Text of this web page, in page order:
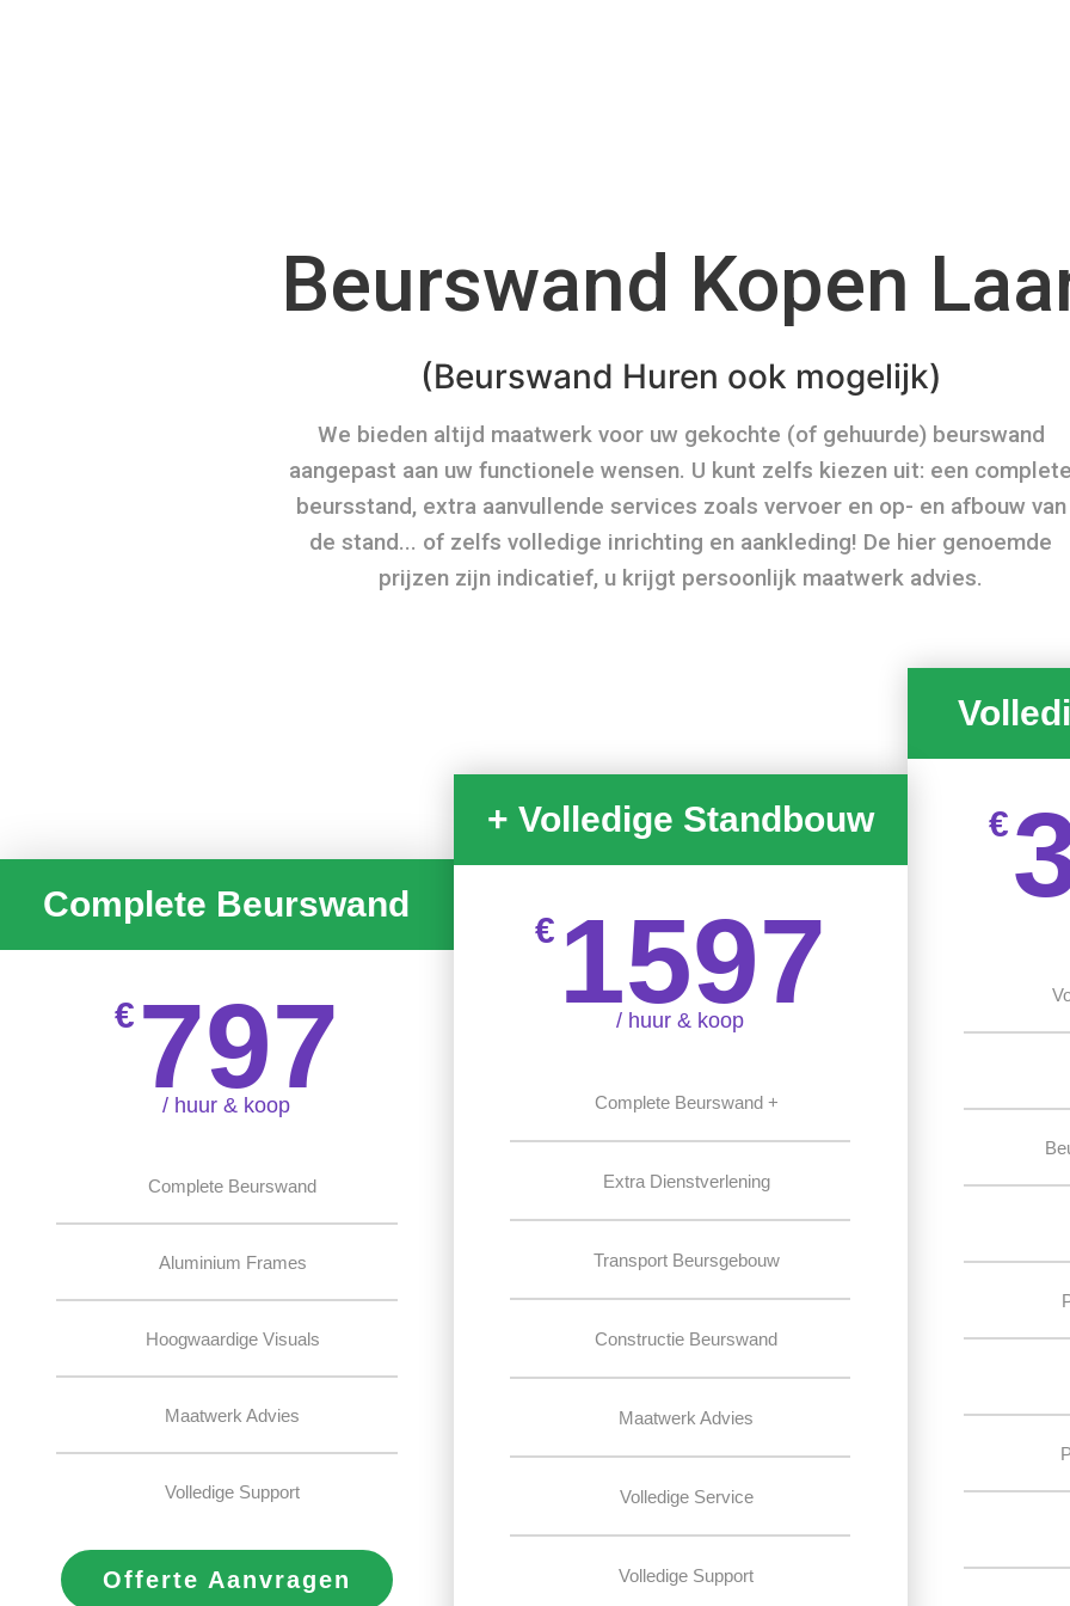
Beurswand Kopen
(Beurswand Huren ook mogelijk)
We bieden altijd maatwerk voor uw gekochte (of gehuurde) beurswand
aangepast aan uw functionele wensen. U kunt zelfs kiezen uit: een
beursstand, extra aanvullende services zoals vervoer en op- en afbouw van
de stand... of zelfs volledige inrichting en aankleding! De hier genoemde
prijzen zijn indicatief, u krijgt persoonlijk maatwerk advies.
Complete Beurswand
€ 797
/ huur & koop
Complete Beurswand
Aluminium Frames
Hoogwaardige Visuals
Maatwerk Advies
Volledige Support
Offerte Aanvragen
+ Volledige Standbouw
€ 1597
/ huur & koop
Complete Beurswand +
Extra Dienstverlening
Transport Beursgebouw
Constructie Beurswand
Maatwerk Advies
Volledige Service
Volledige Support
€